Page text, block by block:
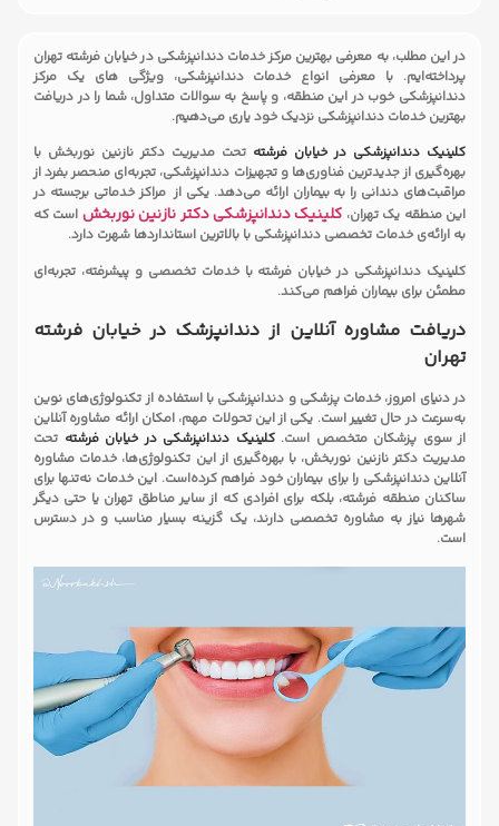
در این مطلب، به معرفی بهترین مرکز خدمات دندانپزشکی در خیابان فرشته تهران
پرداخته‌ایم. با معرفی انواع خدمات دندانپزشکی، ویژگی های یک مرکز
دندانپزشکی خوب در این منطقه، و پاسخ به سوالات متداول، شما را در دریافت
بهترین خدمات دندانپزشکی نزدیک خود یاری می‌دهیم.
کلینیک دندانپزشکی در خیابان فرشته تحت مدیریت دکتر نازنین نوربخش با
بهره‌گیری از جدیدترین فناوری‌ها و تجهیزات دندانپزشکی، تجربه‌ای منحصر بفرد از
مراقبت‌های دندانی را به بیماران ارائه می‌دهد. یکی از مراکز خدماتی برجسته در
این منطقه یک تهران، کلینیک دندانپزشکی دکتر نازنین نوربخش است که
به ارائه‌ی خدمات تخصصی دندانپزشکی با بالاترین استانداردها شهرت دارد.
کلینیک دندانپزشکی در خیابان فرشته با خدمات تخصصی و پیشرفته، تجربه‌ای
مطمئن برای بیماران فراهم می‌کند.
دریافت مشاوره آنلاین از دندانپزشک در خیابان فرشته
تهران
در دنیای امروز، خدمات پزشکی و دندانپزشکی با استفاده از تکنولوژی‌های نوین
به‌سرعت در حال تغییر است. یکی از این تحولات مهم، امکان ارائه مشاوره آنلاین
از سوی پزشکان متخصص است.کلینیک دندانپزشکی در خیابان فرشته تحت
مدیریت دکتر نازنین نوربخش، با بهره‌گیری از این تکنولوژی‌ها، خدمات مشاوره
آنلاین دندانپزشکی را برای بیماران خود فراهم کرده‌است. این خدمات نه‌تنها برای
ساکنان منطقه فرشته، بلکه برای افرادی که از سایر مناطق تهران یا حتی دیگر
شهرها نیاز به مشاوره تخصصی دارند، یک گزینه بسیار مناسب و در دسترس
است.